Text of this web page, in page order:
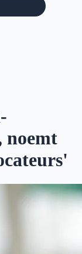
noemt